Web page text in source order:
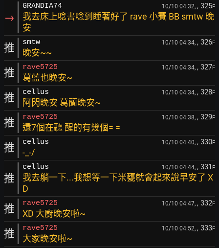
→
GRANDIA74 10/10 04:32, , 325F
我去床上唸書唸到睡著好了 rave 小賽 BB smtw 晚
安
推 smtw 10/10 04:34, , 326F
晚安~~
推 rave5725 10/10 04:34, , 327F
葛藍也晚安~
推 cellus 10/10 04:34, , 328F
阿閃晚安 葛蘭晚安~
推 rave5725 10/10 04:38, , 329F
還7個在聽 醒的有幾個= =
推 cellus 10/10 04:40, , 330F
-_-/
推
cellus 10/10 04:44, , 331 F
我去躺一下...我想等一下米甕就會起來說早安了 X
D
推 rave5725 10/10 04:47, , 332F
XD 大廚晚安啦~
推 rave5725 10/10 04:52, , 333F
大家晚安啦~